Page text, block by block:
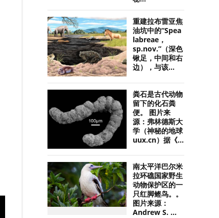
重建拉布雷亚焦
油坑中的“Spea
labreae，
sp.nov.”（深色
锹足，中间和右
边），与该...
粪石是古代动物
留下的化石粪
便。 图片来
源：弗林德斯大
学（神秘的地球
uux.cn）据《...
南太平洋巴尔米
拉环礁国家野生
动物保护区的一
只红脚鲣鸟。。
图片来源：
Andrew S. ...